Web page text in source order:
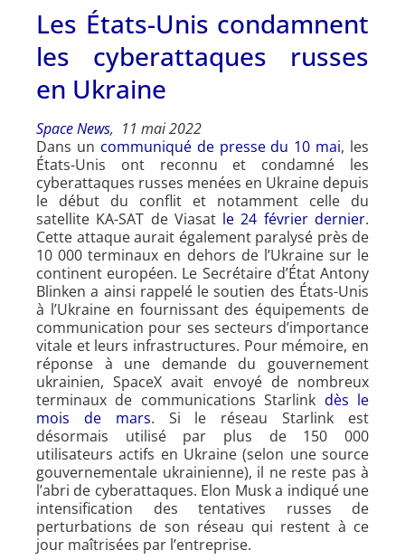
Les États-Unis condamnent
les cyberattaques russes
en Ukraine
Space News, 11 mai 2022
Dans un communiqué de presse du 10 mai, les
États-Unis ont reconnu et condamné les
cyberattaques russes menées en Ukraine depuis
le début du conflit et notamment celle du
satellite KA-SAT de Viasat le 24 février dernier.
Cette attaque aurait également paralysé près de
10 000 terminaux en dehors de l’Ukraine sur le
continent européen. Le Secrétaire d’État Antony
Blinken a ainsi rappelé le soutien des États-Unis
à l’Ukraine en fournissant des équipements de
communication pour ses secteurs d’importance
vitale et leurs infrastructures. Pour mémoire, en
réponse à une demande du gouvernement
ukrainien, SpaceX avait envoyé de nombreux
terminaux de communications Starlink dès le
mois de mars. Si le réseau Starlink est
désormais utilisé par plus de 150 000
utilisateurs actifs en Ukraine (selon une source
gouvernementale ukrainienne), il ne reste pas à
l’abri de cyberattaques. Elon Musk a indiqué une
intensification des tentatives russes de
perturbations de son réseau qui restent à ce
jour maîtrisées par l’entreprise.